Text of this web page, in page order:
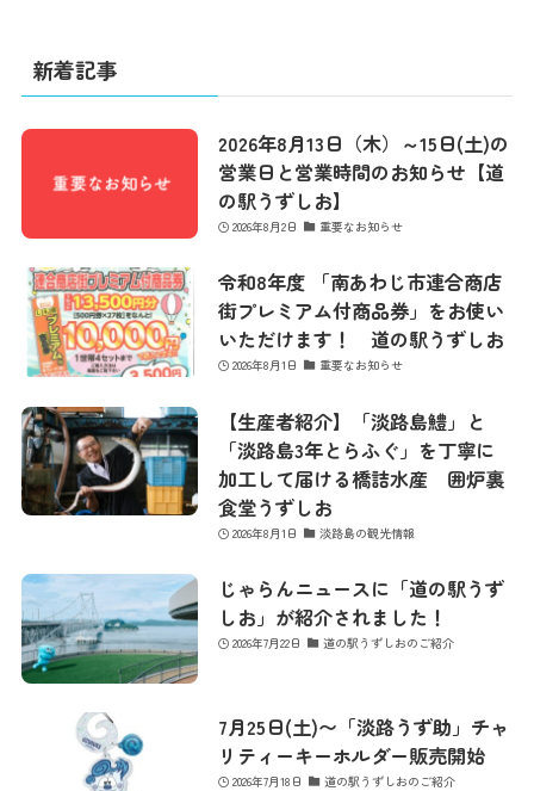
新着記事
2026年8月13日（木）～15日(土)の
営業日と営業時間のお知らせ【道
の駅うずしお】
2026年8月2日 重要なお知らせ
令和8年度 「南あわじ市連合商店
街プレミアム付商品券」をお使い
いただけます！ 道の駅うずしお
2026年8月1日 重要なお知らせ
【生産者紹介】「淡路島鱧」と
「淡路島3年とらふぐ」を丁寧に
加工して届ける橋詰水産 囲炉裏
食堂うずしお
2026年8月1日 淡路島の観光情報
じゃらんニュースに「道の駅うず
しお」が紹介されました！
2026年7月22日 道の駅うずしおのご紹介
7月25日(土)〜「淡路うず助」チャ
リティーキーホルダー販売開始
2026年7月18日 道の駅うずしおのご紹介